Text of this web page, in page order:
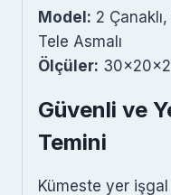
adetModel: 2
Tele Asmalı
Ölçüler:
Güvenli ve
Temini
Kümeste yer işgal